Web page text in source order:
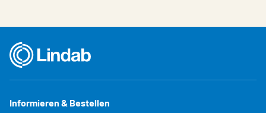
Informieren & Bestellen